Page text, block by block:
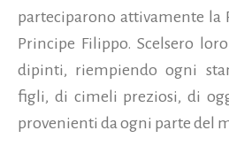
parteciparono attivamente la
Principe Filippo. Scelsero
dipinti, riempiendo ogni
figli, di cimeli preziosi, di
provenienti da ogni parte del